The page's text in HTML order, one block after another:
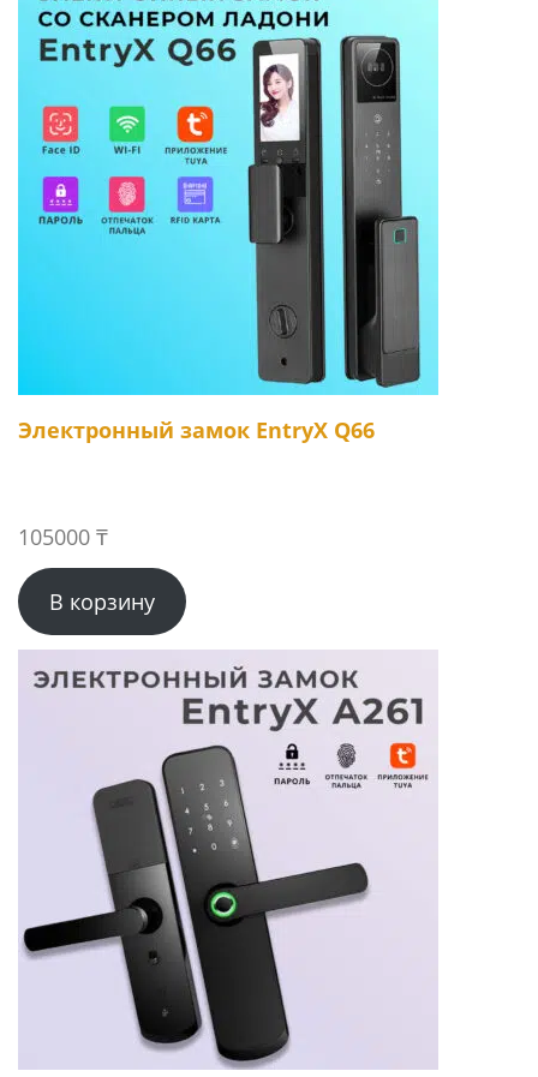
Электронный замок EntryX Q66
105000 ₸
В корзину